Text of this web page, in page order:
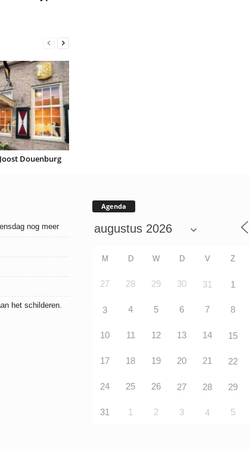
Douenburg
nog meer
het schilderen.
Agenda
M D W D V Z
27 28 29 30 31 1
3 4 5 6 7 8
10 11 12 13 14 15
17 18 19 20 21 22
24 25 26 27 28 29
31 1 2 3 4 5